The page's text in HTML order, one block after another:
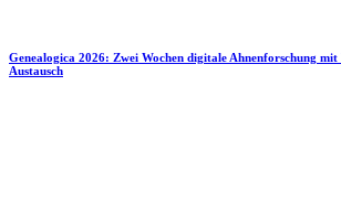
Genealogica 2026: Zwei Wochen digitale Ahnenforschung
Austausch